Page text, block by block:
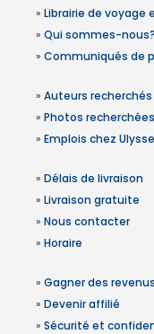
» Librairie de voyage
» Qui sommes-nous?
» Communiqués de
» Auteurs recherchés
» Photos recherchées
» Emplois chez Ulysse
» Délais de livraison
» Livraison gratuite
» Nous contacter
» Horaire
» Gagner des
» Devenir affilié
» Sécurité et